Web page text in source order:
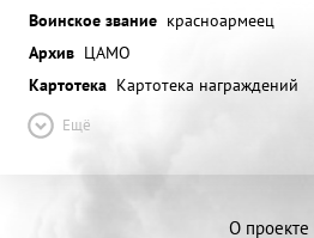
Воинское звание красноармеец
Архив ЦАМО
Картотека Картотека награждений
Ещё
О проекте